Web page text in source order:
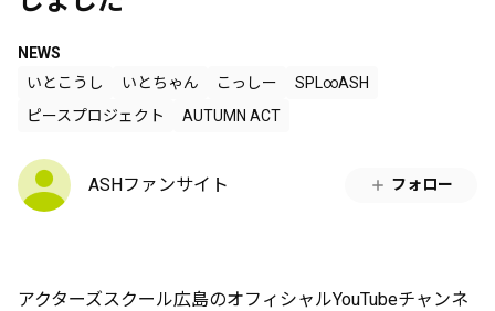
NEWS
いとこうし
いとちゃん こっしー
SPL∞ASH
ピースプロジェクト
AUTUMN ACT
ASHファンサイト フォロー
アクターズスクール広島のオフィシャルYouTubeチャンネ